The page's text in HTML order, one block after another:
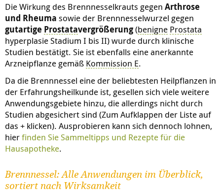
Die Wirkung des Brennnesselkrauts gegen Arthrose
und Rheuma sowie der Brennnesselwurzel gegen
gutartige Prostatavergrößerung(benigne Prostata
hyperplasieStadium I bis II) wurde durch klinische
Studien bestätigt. Sie ist ebenfalls eine anerkannte
Arzneipflanze gemäß Kommission E.
Da die Brennnessel eine der beliebtesten Heilpflanzen in
der Erfahrungsheilkunde ist, gesellen sich viele weitere
Anwendungsgebiete hinzu, die allerdings nicht durch
Studien abgesichert sind (Zum Aufklappen der Liste auf
das + klicken). Ausprobieren kann sich dennoch lohnen,
hierfinden Sie Sammeltipps und Rezepte für die
Hausapotheke.
Brennnessel: Alle Anwendungen im Überblick,
sortiert nach Wirksamkeit